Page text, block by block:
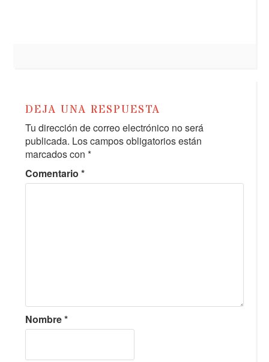
DEJA UNA RESPUESTA
Tu dirección de correo electrónico no será
publicada. Los campos obligatorios están
marcados con*
Comentario*
Nombre*